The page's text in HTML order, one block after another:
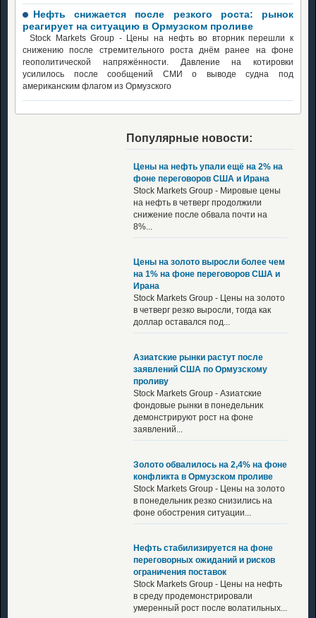
Нефть снижается после резкого роста: рынок
реагирует на ситуацию в Ормузском проливе
Stock Markets Group - Цены на нефть во вторник перешли к
снижению после стремительного роста днём ранее на фоне
геополитической напряжённости. Давление на котировки
усилилось после сообщений СМИ о выводе судна под
американским флагом из Ормузского
Популярные новости:
Цены на нефть упали ещё на 2% на
фоне переговоров США и Ирана
Stock Markets Group - Мировые цены
на нефть в четверг продолжили
снижение после обвала почти на
8%...
Цены на золото выросли более чем
на 1% на фоне переговоров США и
Ирана
Stock Markets Group - Цены на золото
в четверг резко выросли, тогда как
доллар оставался под...
Азиатские рынки растут после
заявлений США по Ормузскому
проливу
Stock Markets Group - Азиатские
фондовые рынки в понедельник
демонстрируют рост на фоне
заявлений...
Золото обвалилось на 2,4% на фоне
конфликта в Ормузском проливе
Stock Markets Group - Цены на золото
в понедельник резко снизились на
фоне обострения ситуации...
Нефть стабилизируется на фоне
переговорных ожиданий и рисков
ограничения поставок
Stock Markets Group - Цены на нефть
в среду продемонстрировали
умеренный рост после волатильных...